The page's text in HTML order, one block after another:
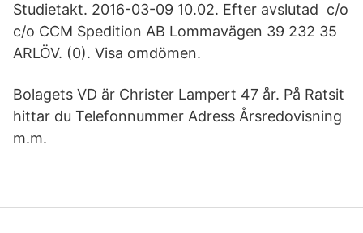
Studietakt. 2016-03-09 10.02. Efter avslutad c/o
c/o CCM Spedition AB Lommavägen 39 232 35
ARLÖV. (0). Visa omdömen.
Bolagets VD är Christer Lampert 47 år. På Ratsit
hittar du Telefonnummer Adress Årsredovisning
m.m.